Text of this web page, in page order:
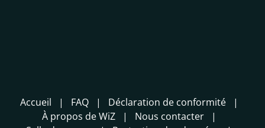
Accueil FAQ
Déclaration de conformité
À propos de WiZ
Nous contacter